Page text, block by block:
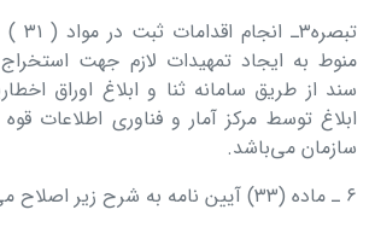
منوط به ایجاد تمهیدات لازم جهت
سند از طریق سامانه ثنا و ابلاغ اوراق
ابلاغ توسط مرکز آمار و فناوری اطلاعات
سازمان می‌باشد.
۶ ـ ماده (۳۳) آیین نامه به شرح زیر اصلاح می‌شود: